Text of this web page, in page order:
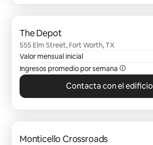
The Depot
555 Elm Street, Fort Worth, TX
Valor mensual inicial
Ingresos promedio por semana
Contacta con el edificio
Monticello Crossroads